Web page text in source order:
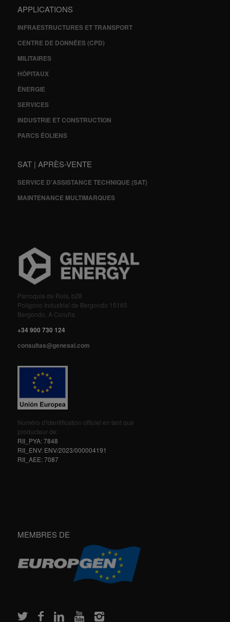
APPLICATIONS
INFRAESTRUCTURES ET TRANSPORT
CENTRE DE DONNÉES (CPD)
MILITAIRES
HÔPITAUX
ÉNERGIE
SERVICES
INDUSTRIE ET CONSTRUCTION
PARCS ÉOLIENS
SAT | APRÈS-VENTE
SERVICE D'ASSISTANCE TECHNIQUE (SAT)
MAINTENANCE MULTIMARQUES
Parroquia de Rois, b28
Polígono Industrial de Bergondo 15165
Bergondo, A Coruña
+34 900 730 124
consultas@genesal.com
Numéro d'identification officiel en tant que
producteur de:
RII_PYA: 7848
RII_ENV: ENV/2023/000004191
RII_AEE: 7087
MEMBRES DE